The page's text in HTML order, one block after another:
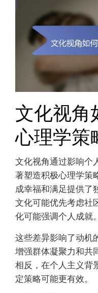
文化视角
心理学策
文化视角通过影响个
著塑造积极心理学策
成幸福和满足提供了
文化可能优先考虑社
化可能强调个人成就。
这些差异影响了动机
增强群体凝聚力和共
相反，在个人主义背
定策略可能更有效。